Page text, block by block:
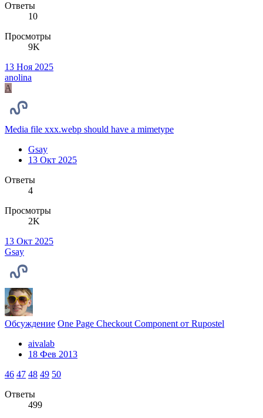
Ответы
10
Просмотры
9K
13 Ноя 2025
anolina
A
Media file xxx.webp should have a mimetype
Gsay
13 Окт 2025
Ответы
4
Просмотры
2K
13 Окт 2025
Gsay
Обсуждение One Page Checkout Component от Rupostel
aivalab
18 Фев 2013
46 47 48 49 50
Ответы
499